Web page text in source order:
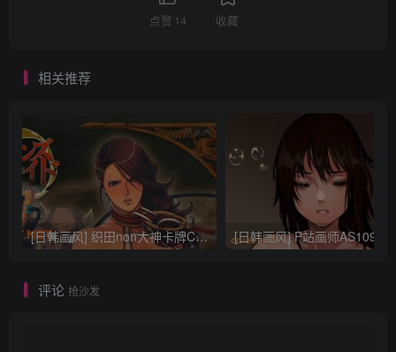
点赞 14 收藏
相关推荐
[日韩画风] 织田non大神卡牌CG插画设计画集256P 161M_CG原画资源
评论 抢沙发